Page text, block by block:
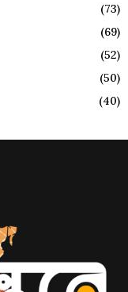
(73)
(69)
(52)
(50)
(40)